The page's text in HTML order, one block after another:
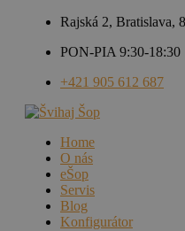
Rajská 2, Bratislava,
PON-PIA 9:30-18:30
+421 905 612 687
Home
O nás
eŠop
Servis
Blog
Konfigurátor